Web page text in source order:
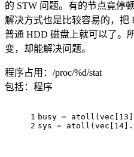
的 STW 问题。有的节点竟停
解决方式也是比较容易的，把
普通 HDD 磁盘上就可以了。
变，却能解决问题。
程序占用：/proc/%d/stat
包括：程序
1
2
busy = atoll (vec[ 13
sys = atoll (vec[ 14 ].